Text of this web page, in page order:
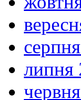
липня